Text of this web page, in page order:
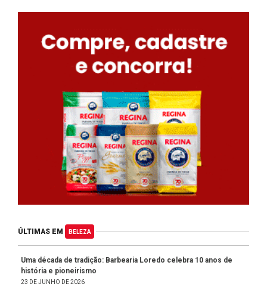
ÚLTIMAS EM BELEZA
Uma década de tradição: Barbearia Loredo celebra 10 anos de
história e pioneirismo
23 DE JUNHO DE 2026